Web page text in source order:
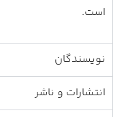
است.
نویسندگان
انتشارات و ناشر